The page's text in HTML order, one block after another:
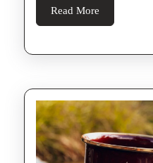
Read More